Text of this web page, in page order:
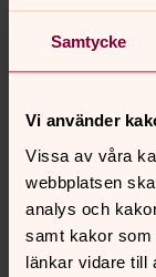
Samtycke
Vi använder
Vissa av våra
webbplatsen
analys och
samt kakor som
länkar vidare till
innehåll?
Dela